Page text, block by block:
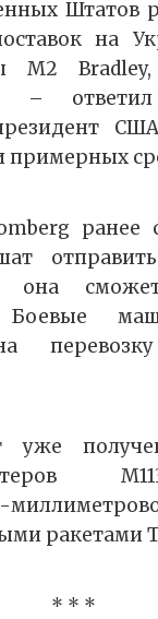
Штатов
на
M2
–
примерных
ранее
она
Боевые
уже
ракетами
* * *